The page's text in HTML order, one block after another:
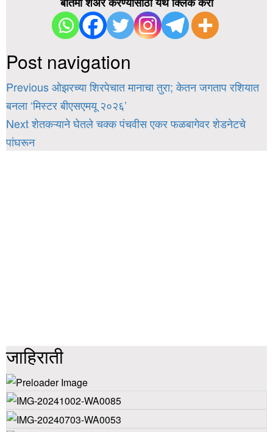
Post navigation
Previousओझरच्या शिरपेचात मानाचा तुरा; केतन जगताप रशियात
बनला ‘मिस्टर बीएसएमयू २०२६’
Nextशेतकऱ्याने घेतले चक्क पंचवीस एकर फळबागेवर शेडनेटचे
पांघरून
जाहिराती